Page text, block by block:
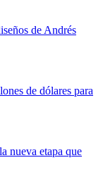
de Andrés
de dólares para
nueva etapa que